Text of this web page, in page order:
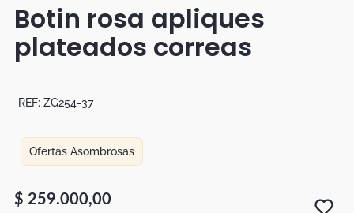
Botin rosa apliques
plateados correas
REF: ZG254-37
Ofertas Asombrosas
$ 259.000,00
Duvet
Botas
Dko